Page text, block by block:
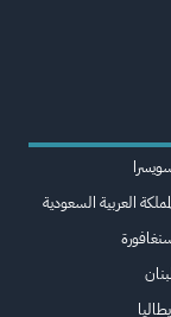
العربية السعودية